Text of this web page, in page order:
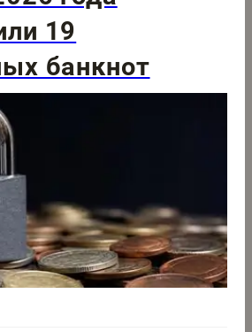
19
банкнот